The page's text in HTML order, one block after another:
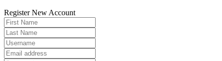
Register New Account